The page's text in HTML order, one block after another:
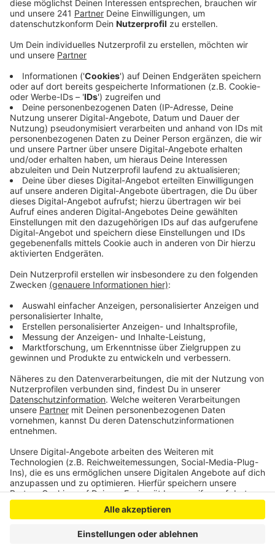
Anzeige
Veröffentlicht:Dienstag, 09.12.2025 13:23
Anzeige
Es kam zum Zusammenstoß. Die Frau wurde in ein
Krankenhaus gebracht – wie schwer sie verletzt
wurde, war zunächst nicht bekannt. Der Autofahrer
blieb unverletzt. Die Kreispolizei weist in dem
Zusammenhang darauf hin, dass das Unfallrisiko für
Fußgänger in der dunklen Jahreszeit steigt. Fußgänger
sollten auf gute Sichtbarkeit achten, etwa durch
entsprechende Kleidung oder auch Armbänder und
Westen. Sie sollten außerdem möglichst auf
Ampeln, Zebrastreifen oder gut einsehbaren Stellen
oder blinkende LED-Leuchten könnten die
Sichtbarkeit zusätzlich verbessern.
Anzeige